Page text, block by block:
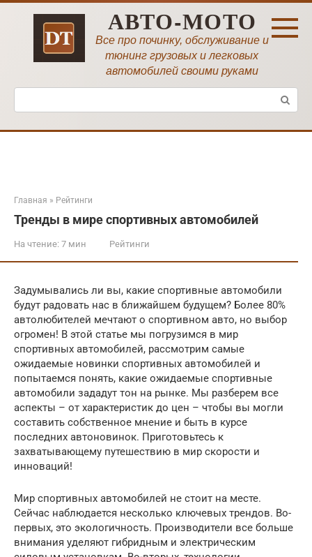
Перейти
АВТО-МОТО
Все про починку, обслуживание и
тюнинг грузовых и легковых
автомобилей своими руками
Поиск:
Главная » Рейтинги
Тренды в мире спортивных автомобилей
На чтение: 7 мин Рейтинги
Задумывались ли вы, какие спортивные автомобили
будут радовать нас в ближайшем будущем? Более 80%
автолюбителей мечтают о спортивном авто, но выбор
огромен! В этой статье мы погрузимся в мир
спортивных автомобилей, рассмотрим самые
ожидаемые новинки спортивных автомобилей и
попытаемся понять, какие ожидаемые спортивные
автомобили зададут тон на рынке. Мы разберем все
аспекты – от характеристик до цен – чтобы вы могли
составить собственное мнение и быть в курсе
последних автоновинок. Приготовьтесь к
захватывающему путешествию в мир скорости и
инноваций!
Мир спортивных автомобилей не стоит на месте.
Сейчас наблюдается несколько ключевых трендов. Во-
первых, это экологичность. Производители все больше
внимания уделяют гибридным и электрическим